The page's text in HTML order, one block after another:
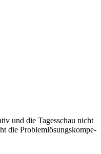
und die Tages­schau nicht
die Pro­blem­lö­sungs­kom­pe­